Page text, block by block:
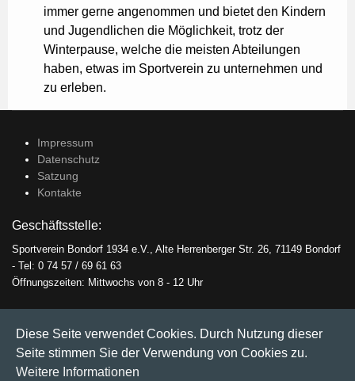
immer gerne angenommen und bietet den Kindern
und Jugendlichen die Möglichkeit, trotz der
Winterpause, welche die meisten Abteilungen
haben, etwas im Sportverein zu unternehmen und
zu erleben.
Impressum
Datenschutz
Satzung
Kontakte
Geschäftsstelle:
Sportverein Bondorf 1934 e.V., Alte Herrenberger Str. 26, 71149 Bondorf
- Tel: 0 74 57 / 69 61 63
Öffnungszeiten: Mittwochs von 8 - 12 Uhr
Yvonne Endler-Fritsch, Bettina Bökle, Michael Bullinger, Jonas Eisch,
Elia Pflanzer
Diese Seite verwendet Cookies. Durch Nutzung dieser
Seite stimmen Sie der Verwendung von Cookies zu.
Weitere Informationen